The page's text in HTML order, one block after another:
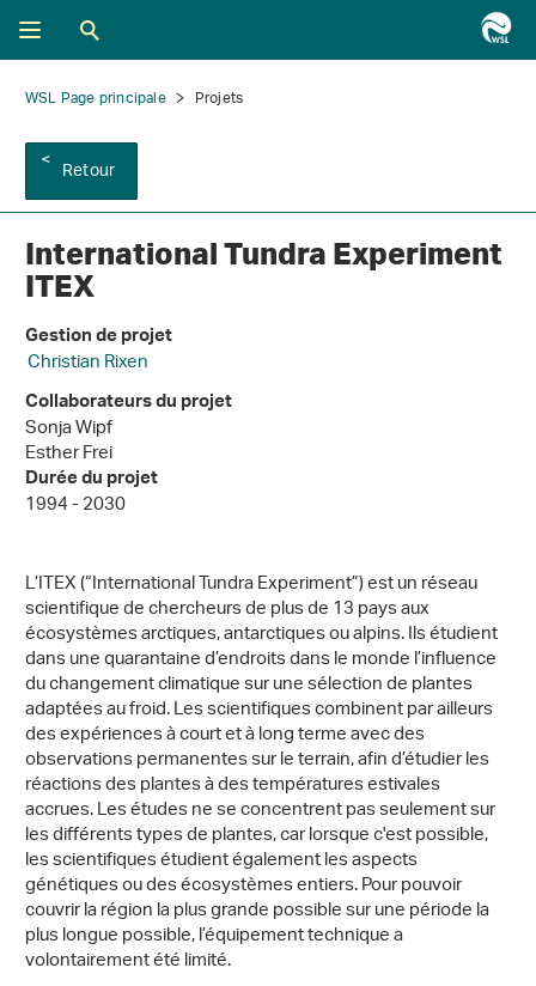
WSL Page principale Projets
Retour
International Tundra Experiment
ITEX
Gestion de projet
Christian Rixen
Collaborateurs du projet
Sonja Wipf
Esther Frei
Durée du projet
1994 - 2030
L’ITEX (“International Tundra Experiment”) est un réseau
scientifique de chercheurs de plus de 13 pays aux
écosystèmes arctiques, antarctiques ou alpins. Ils étudient
dans une quarantaine d’endroits dans le monde l’influence
du changement climatique sur une sélection de plantes
adaptées au froid. Les scientifiques combinent par ailleurs
des expériences à court et à long terme avec des
observations permanentes sur le terrain, afin d’étudier les
réactions des plantes à des températures estivales
accrues. Les études ne se concentrent pas seulement sur
les différents types de plantes, car lorsque c'est possible,
les scientifiques étudient également les aspects
génétiques ou des écosystèmes entiers. Pour pouvoir
couvrir la région la plus grande possible sur une période la
plus longue possible, l’équipement technique a
volontairement été limité.